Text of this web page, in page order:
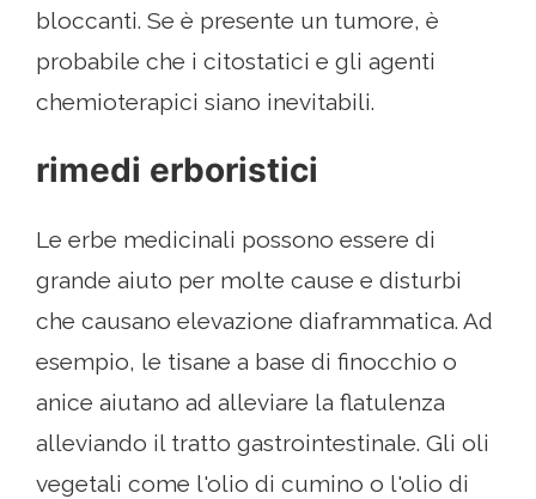
bloccanti. Se è presente un tumore, è
probabile che i citostatici e gli agenti
chemioterapici siano inevitabili.
rimedi erboristici
Le erbe medicinali possono essere di
grande aiuto per molte cause e disturbi
che causano elevazione diaframmatica. Ad
esempio, le tisane a base di finocchio o
anice aiutano ad alleviare la flatulenza
alleviando il tratto gastrointestinale. Gli oli
vegetali come l'olio di cumino o l'olio di